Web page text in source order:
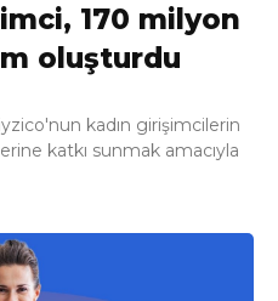
170 milyon
oluşturdu
kadın girişimcilerin
katkı sunmak amacıyla